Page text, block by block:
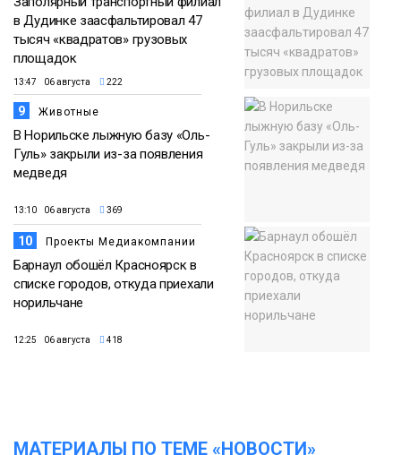
в Дудинке заасфальтировал 47
тысяч «квадратов» грузовых
площадок
13:47 06 августа 222
9 Животные
В Норильске лыжную базу «Оль-
Гуль» закрыли из-за появления
медведя
13:10 06 августа 369
10 Проекты Медиакомпании
Барнаул обошёл Красноярск в
списке городов, откуда приехали
норильчане
12:25 06 августа 418
МАТЕРИАЛЫ ПО ТЕМЕ «НОВОСТИ»